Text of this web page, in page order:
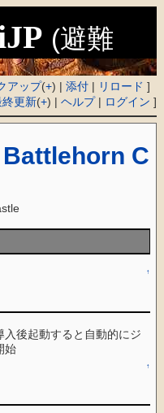
(避難
アップ(+) |添付 | リロード ]
終更新(+) |ヘルプ| ログイン ]
Battlehorn C
↑
入後起動すると自動的にジ
始
↑